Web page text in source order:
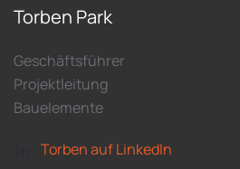
Torben Park
Geschäftsführer
Projektleitung
Bauelemente
Torben auf LinkedIn